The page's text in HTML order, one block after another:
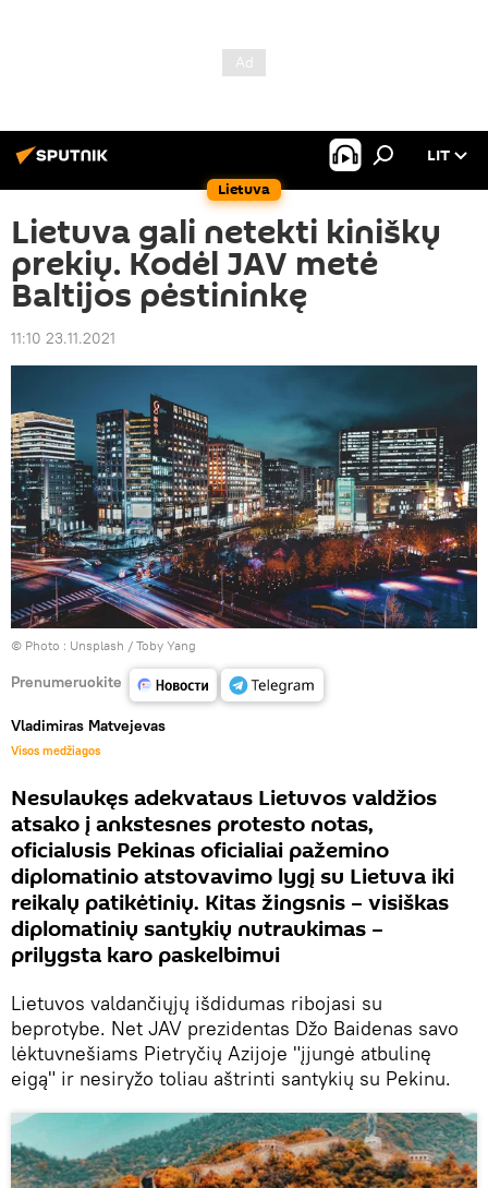
Lietuva
LIT
Lietuva gali netekti kiniškų
prekių. Kodėl JAV metė
Baltijos pėstininkę
11:10 23.11.2021
© Photo : Unsplash / Toby Yang
Prenumeruokite
Vladimiras Matvejevas
Visos medžiagos
Nesulaukęs adekvataus Lietuvos valdžios
atsako į ankstesnes protesto notas,
oficialusis Pekinas oficialiai pažemino
diplomatinio atstovavimo lygį su Lietuva iki
reikalų patikėtinių. Kitas žingsnis – visiškas
diplomatinių santykių nutraukimas –
prilygsta karo paskelbimui
Lietuvos valdančiųjų išdidumas ribojasi su
beprotybe. Net JAV prezidentas Džo Baidenas savo
lėktuvnešiams Pietryčių Azijoje "įjungė atbulinę
eigą" ir nesiryžo toliau aštrinti santykių su Pekinu.